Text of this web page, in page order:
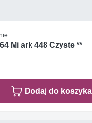
Mi ark 448 Czyste **
Dodaj do koszyka